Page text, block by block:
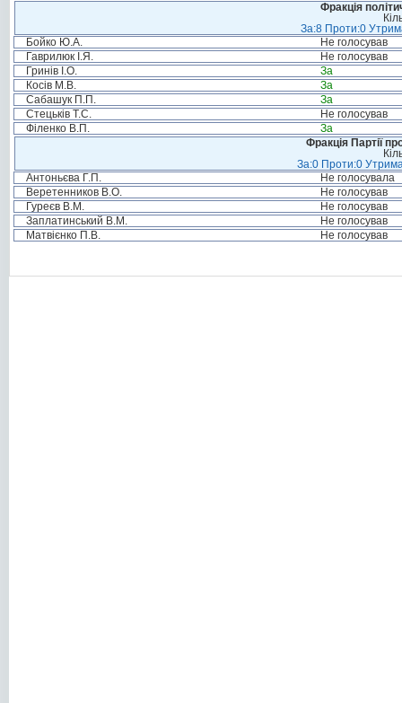
Фракція
За:8 Проти:0
Бойко Ю.А.
Не голосував
Гаврилюк І.Я.
Не голосував
Гринів І.О.
За
Косів М.В.
За
Сабашук П.П.
За
Стецьків Т.С.
Не голосував
Філенко В.П.
За
Фракція Партії
За:0 Проти:0
Антоньєва Г.П.
Не голосувала
Веретенников В.О.
Не голосував
Гуреєв В.М.
Не голосував
Заплатинський В.М.
Не голосував
Матвієнко П.В.
Не голосував